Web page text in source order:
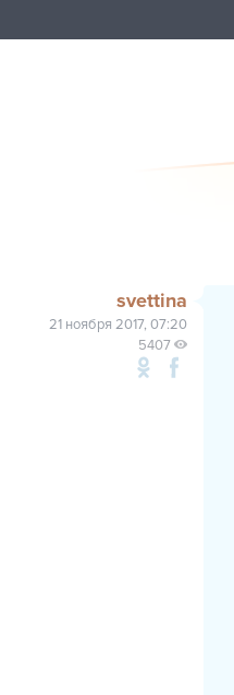
svettina
21 ноября 2017, 07:20
5407